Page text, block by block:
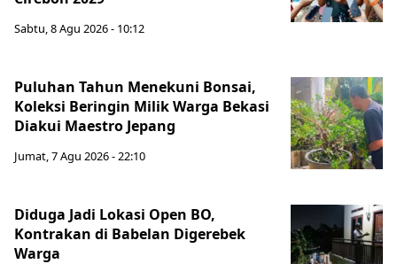
Sabtu, 8 Agu 2026 - 10:12
Puluhan Tahun Menekuni Bonsai,
Koleksi Beringin Milik Warga Bekasi
Diakui Maestro Jepang
Jumat, 7 Agu 2026 - 22:10
Diduga Jadi Lokasi Open BO,
Kontrakan di Babelan Digerebek
Warga